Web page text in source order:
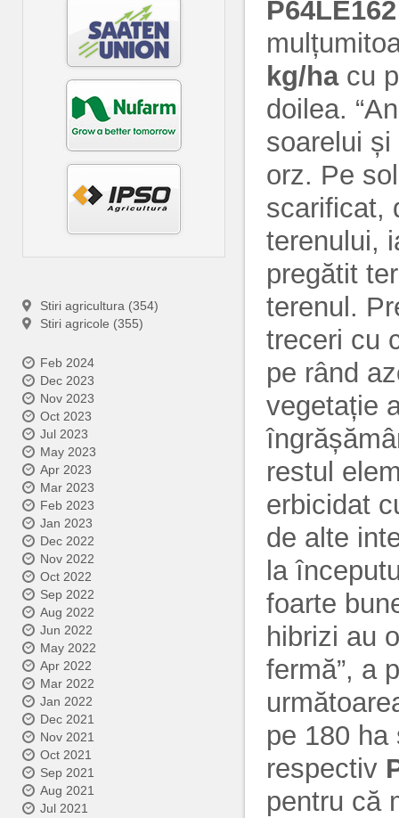
Stiri agricultura (354)
Stiri agricole (355)
Feb 2024
Dec 2023
Nov 2023
Oct 2023
Jul 2023
May 2023
Apr 2023
Mar 2023
Feb 2023
Jan 2023
Dec 2022
Nov 2022
Oct 2022
Sep 2022
Aug 2022
Jun 2022
May 2022
Apr 2022
Mar 2022
Jan 2022
Dec 2021
Nov 2021
Oct 2021
Sep 2021
Aug 2021
Jul 2021
P64LE162
kg/hacu
doilea.
soarelui
orz. Pe
scarificat,
terenului,
pregătit
terenul.
treceri cu
pe rând
vegetație
restul
erbicidat
de alte
la
foarte
hibrizi au
fermă”, a
pe 180 ha
respectiv
pentru că